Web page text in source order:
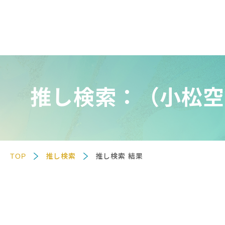
推し検索：（小松
TOP 推し検索 推し検索 結果